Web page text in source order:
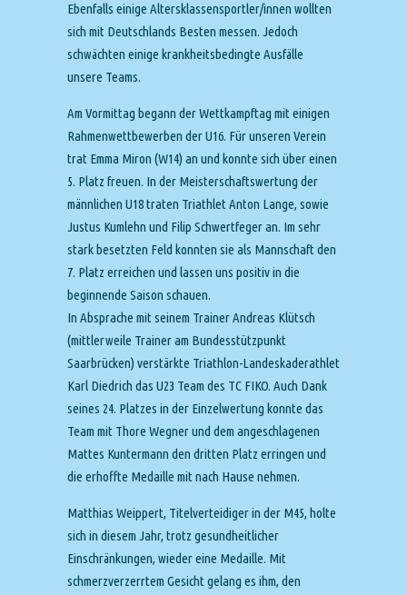
Ebenfalls einige Altersklassensportler/innen wollten
sich mit Deutschlands Besten messen. Jedoch
schwächten einige krankheitsbedingte Ausfälle
unsere Teams.
Am Vormittag begann der Wettkampftag mit einigen
Rahmenwettbewerben der U16. Für unseren Verein
trat Emma Miron (W14) an und konnte sich über einen
5. Platz freuen. In der Meisterschaftswertung der
männlichen U18 traten Triathlet Anton Lange, sowie
Justus Kumlehn und Filip Schwertfeger an. Im sehr
stark besetzten Feld konnten sie als Mannschaft den
7. Platz erreichen und lassen uns positiv in die
beginnende Saison schauen.
In Absprache mit seinem Trainer Andreas Klütsch
(mittlerweile Trainer am Bundesstützpunkt
Saarbrücken) verstärkte Triathlon-Landeskaderathlet
Karl Diedrich das U23 Team des TC FIKO. Auch Dank
seines 24. Platzes in der Einzelwertung konnte das
Team mit Thore Wegner und dem angeschlagenen
Mattes Kuntermann den dritten Platz erringen und
die erhoffte Medaille mit nach Hause nehmen.
Matthias Weippert, Titelverteidiger in der M45, holte
sich in diesem Jahr, trotz gesundheitlicher
Einschränkungen, wieder eine Medaille. Mit
schmerzverzerrtem Gesicht gelang es ihm, den